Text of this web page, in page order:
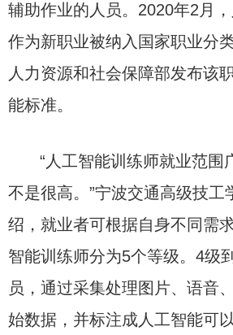
辅助作业的人员。2020年2月
作为新职业被纳入国家职业分
人力资源和社会保障部发布该
能标准。
“人工智能训练师就业范围
不是很高。”宁波交通高级技工
绍，就业者可根据自身不同需
智能训练师分为5个等级。4级
员，通过采集处理图片、语音
始数据，并标注成人工智能可